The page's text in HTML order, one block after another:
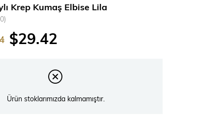
Krep Kumaş Elbise Lila
$29.42
Ürün stoklarımızda kalmamıştır.